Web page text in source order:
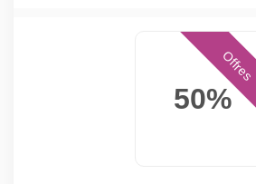
50%
Offres